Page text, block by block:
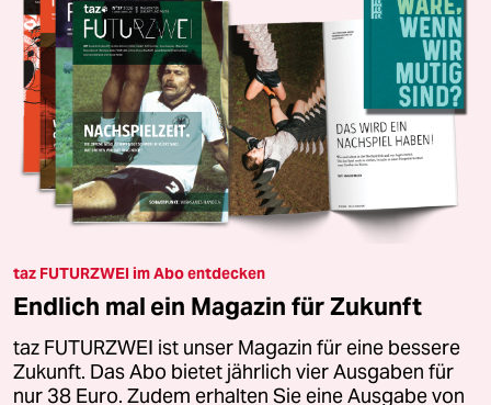
taz FUTURZWEI im Abo entdecken
Endlich mal ein Magazin für Zukunft
taz FUTURZWEI ist unser Magazin für eine bessere
Zukunft. Das Abo bietet jährlich vier Ausgaben für
nur 38 Euro. Zudem erhalten Sie eine Ausgabe von